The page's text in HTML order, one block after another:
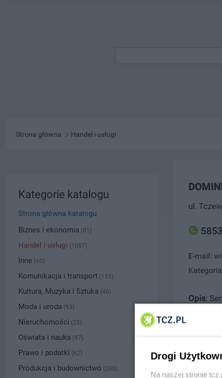
Strona główna Handel i usługi
ul.
E-mail:
Opis:
Kategorie katalogu
Strona główna katalogu
Biznes i ekonomia (81)
Handel i usługi (1067)
Inne (60)
Komunikacja i transport (155)
Kultura, Muzyka i Sztuka (46)
Moda i uroda (93)
Nieruchomości (23)
Oświata i nauka (97)
Prawo i podatki (62)
Produkcja i budownictwo (205)
Drogi
Na naszej stronie